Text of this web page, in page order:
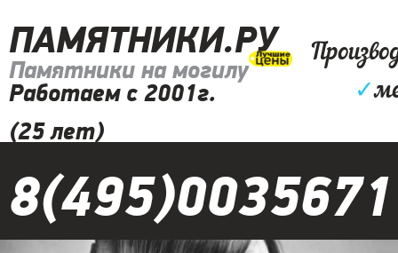
ПАМЯТНИКИ.РУ
Памятники на могилу
Работаем с 2001г.
(25 лет)
✓
8(495)0035671